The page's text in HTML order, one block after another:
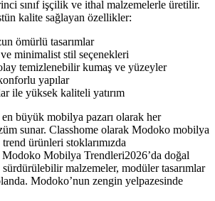
sınıf işçilik ve ithal malzemelerle üretilir.
kalite sağlayan özellikler:
ömürlü tasarımlar
minimalist stil seçenekleri
temizlenebilir kumaş ve yüzeyler
yapılar
ile yüksek kaliteli yatırım
büyük mobilya pazarı olarak her
sunar. Classhome olarak Modoko mobilya
ürünleri stoklarımızda
Mobilya Trendleri2026’da doğal
malzemeler, modüler tasarımlar
Modoko’nun zengin yelpazesinde